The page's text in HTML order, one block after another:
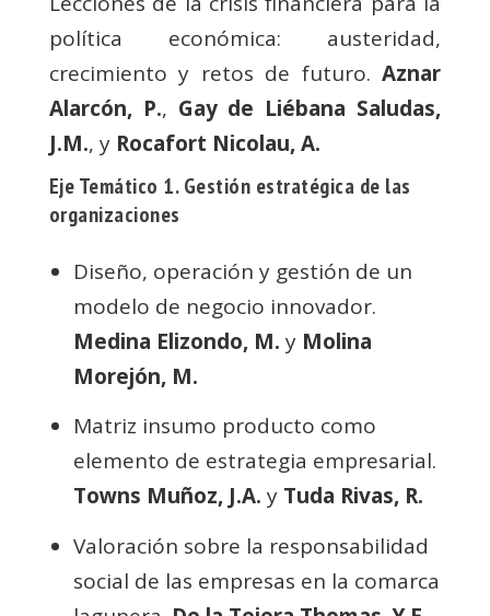
política económica: austeridad,
crecimiento y retos de futuro.Aznar
Alarcón, P., Gay de Liébana Saludas,
J.M., y Rocafort Nicolau, A.
Eje Temático 1. Gestión estratégica de las
organizaciones
Diseño, operación y gestión de un
modelo de negocio innovador.
Medina Elizondo, M. y Molina
Morejón, M.
Matriz insumo producto como
elemento de estrategia empresarial.
Towns Muñoz, J.A. y Tuda Rivas, R.
Valoración sobre la responsabilidad
social de las empresas en la comarca